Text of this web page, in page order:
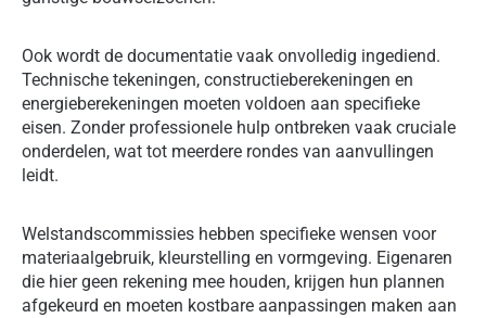
Ook wordt de documentatie vaak onvolledig ingediend.
Technische tekeningen, constructieberekeningen en
energieberekeningen moeten voldoen aan specifieke
eisen. Zonder professionele hulp ontbreken vaak cruciale
onderdelen, wat tot meerdere rondes van aanvullingen
leidt.
Welstandscommissies hebben specifieke wensen voor
materiaalgebruik, kleurstelling en vormgeving. Eigenaren
die hier geen rekening mee houden, krijgen hun plannen
afgekeurd en moeten kostbare aanpassingen maken aan